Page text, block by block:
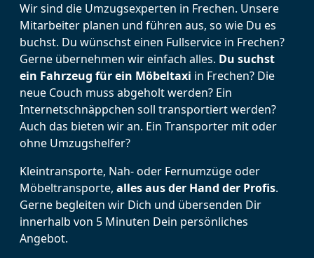
Wir sind die Umzugsexperten in Frechen. Unsere
Mitarbeiter planen und führen aus, so wie Du es
buchst. Du wünschst einen Fullservice in Frechen?
Gerne übernehmen wir einfach alles. Du suchst
ein Fahrzeug für ein Möbeltaxi in Frechen? Die
neue Couch muss abgeholt werden? Ein
Internetschnäppchen soll transportiert werden?
Auch das bieten wir an. Ein Transporter mit oder
ohne Umzugshelfer?
Kleintransporte, Nah- oder Fernumzüge oder
Möbeltransporte, alles aus der Hand der Profis.
Gerne begleiten wir Dich und übersenden Dir
innerhalb von 5 Minuten Dein persönliches
Angebot.